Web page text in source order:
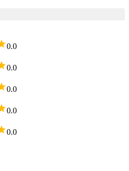
0.0
0.0
0.0
0.0
0.0